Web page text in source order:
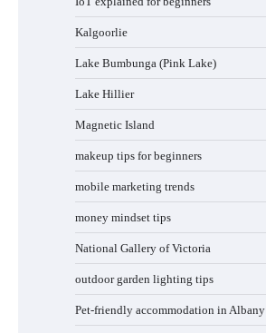
Kalgoorlie
Lake Bumbunga (Pink Lake)
Lake Hillier
Magnetic Island
makeup tips for beginners
mobile marketing trends
money mindset tips
National Gallery of Victoria
outdoor garden lighting tips
Pet-friendly accommodation in Albany